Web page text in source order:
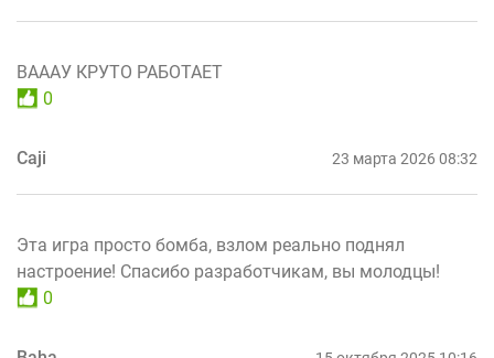
ВАААУ КРУТО РАБОТАЕТ
0
Caji 23 марта 2026 08:32
Эта игра просто бомба, взлом реально поднял
настроение! Спасибо разработчикам, вы молодцы!
0